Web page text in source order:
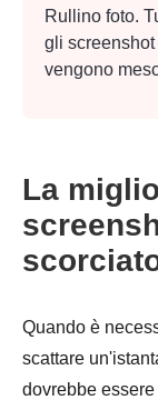
Passaggio
3.
4.
Rullino foto.
gli
vengono
La
Quando è
scattare
dovrebbe